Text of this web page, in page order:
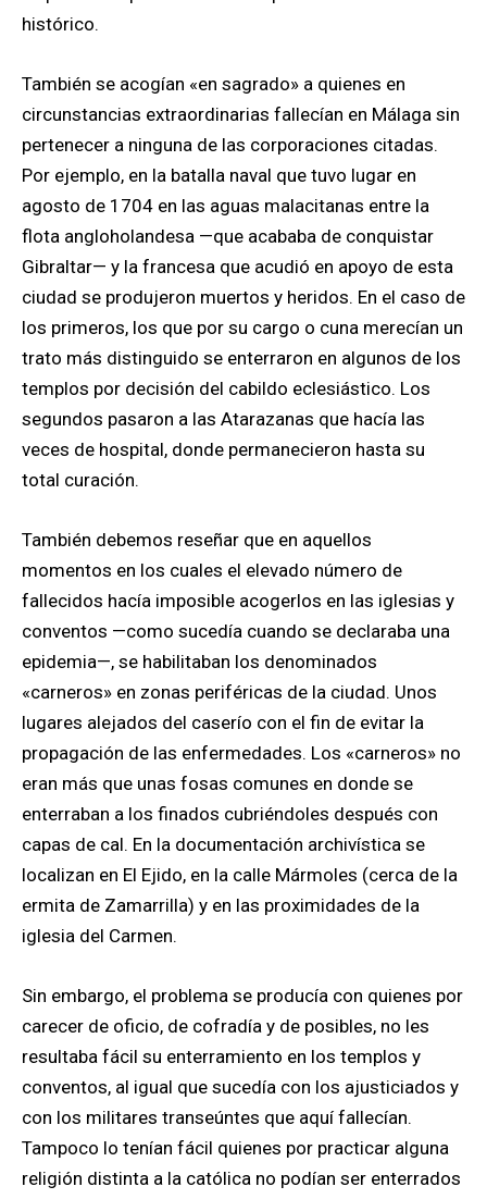
histórico.
También se acogían «en sagrado» a quienes en
circunstancias extraordinarias fallecían en Málaga sin
pertenecer a ninguna de las corporaciones citadas.
Por ejemplo, en la batalla naval que tuvo lugar en
agosto de 1704 en las aguas malacitanas entre la
flota angloholandesa —que acababa de conquistar
Gibraltar— y la francesa que acudió en apoyo de esta
ciudad se produjeron muertos y heridos. En el caso de
los primeros, los que por su cargo o cuna merecían un
trato más distinguido se enterraron en algunos de los
templos por decisión del cabildo eclesiástico. Los
segundos pasaron a las Atarazanas que hacía las
veces de hospital, donde permanecieron hasta su
total curación.
También debemos reseñar que en aquellos
momentos en los cuales el elevado número de
fallecidos hacía imposible acogerlos en las iglesias y
conventos —como sucedía cuando se declaraba una
epidemia—, se habilitaban los denominados
«carneros» en zonas periféricas de la ciudad. Unos
lugares alejados del caserío con el fin de evitar la
propagación de las enfermedades. Los «carneros» no
eran más que unas fosas comunes en donde se
enterraban a los finados cubriéndoles después con
capas de cal. En la documentación archivística se
localizan en El Ejido, en la calle Mármoles (cerca de la
ermita de Zamarrilla) y en las proximidades de la
iglesia del Carmen.
Sin embargo, el problema se producía con quienes por
carecer de oficio, de cofradía y de posibles, no les
resultaba fácil su enterramiento en los templos y
conventos, al igual que sucedía con los ajusticiados y
con los militares transeúntes que aquí fallecían.
Tampoco lo tenían fácil quienes por practicar alguna
religión distinta a la católica no podían ser enterrados